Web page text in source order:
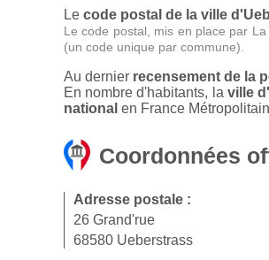
Le code postal de la ville
Le code postal, mis en place par
(un code unique par commune).
Au dernier recensement de la
En nombre d'habitants, la ville
national en France
Coordonnées
Adresse postale :
26 Grand'rue
68580 Ueberstrass